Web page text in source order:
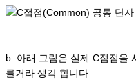
b. 아래 그림은 실제 C점점을
를거라 생각 합니다.